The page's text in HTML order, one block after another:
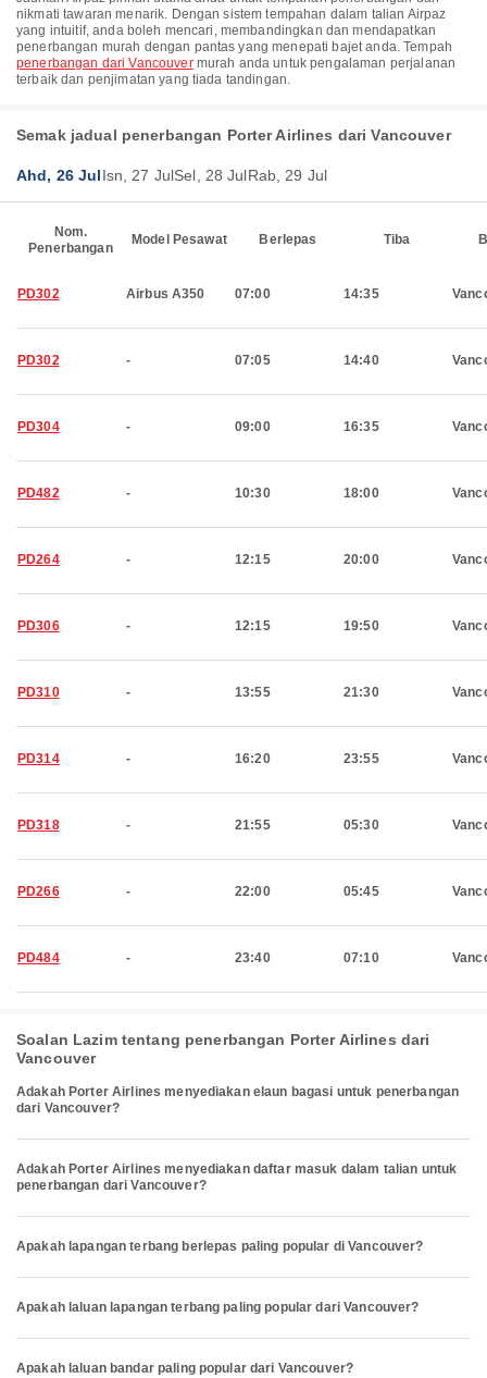
nikmati tawaran menarik. Dengan sistem tempahan dalam talian Airpaz
yang intuitif, anda boleh mencari, membandingkan dan mendapatkan
penerbangan murah dengan pantas yang menepati bajet anda. Tempah
penerbangan dari Vancouvermurah anda untuk pengalaman perjalanan
terbaik dan penjimatan yang tiada tandingan.
Semak jadual penerbangan Porter Airlines dari Vancouver
Ahd, 26 JulIsn, 27 JulSel, 28 JulRab, 29 Jul
Nom.
Penerbangan
Model Pesawat Berlepas Tiba
PD302 Airbus A350 07:00 14:35
PD302 - 07:05 14:40
PD304 - 09:00 16:35
PD482 - 10:30 18:00
PD264 - 12:15 20:00
PD306 - 12:15 19:50
PD310 - 13:55 21:30
PD314 - 16:20 23:55
PD318 - 21:55 05:30
PD266 - 22:00 05:45
PD484 - 23:40 07:10
Soalan Lazim tentang penerbangan Porter Airlines dari
Vancouver
Adakah Porter Airlines menyediakan elaun bagasi untuk penerbangan
dari Vancouver?
Adakah Porter Airlines menyediakan daftar masuk dalam talian untuk
penerbangan dari Vancouver?
Apakah lapangan terbang berlepas paling popular di Vancouver?
Apakah laluan lapangan terbang paling popular dari Vancouver?
Apakah laluan bandar paling popular dari Vancouver?